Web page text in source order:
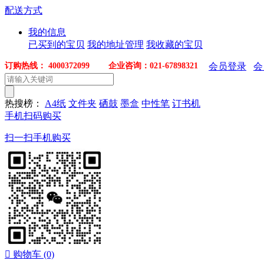
配送方式
我的信息
已买到的宝贝 我的地址管理 我收藏的宝贝
订购热线： 4000372099 企业咨询：021-67898321 会员登录
热搜榜： A4纸 文件夹 硒鼓 墨盒 中性笔 订书机
手机扫码购买
扫一扫手机购买
 购物车 (0)